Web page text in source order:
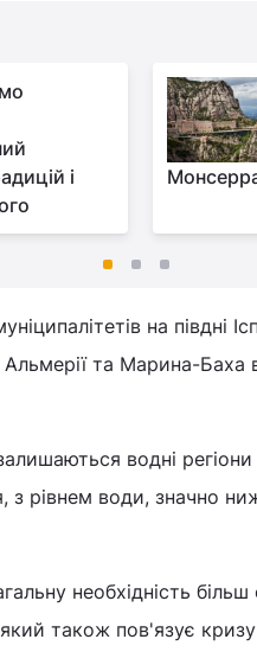
і
на півдні
та Марина-Баха
водні регіони
з рівнем води, значно
необхідність
який також пов'язує